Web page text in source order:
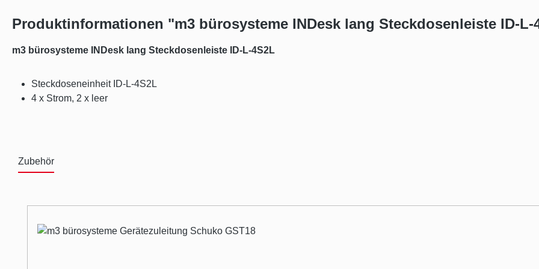
Produktinformationen "m3 bürosysteme INDesk lang Steckdosenleiste ID-L-
m3 bürosysteme INDesk lang Steckdosenleiste ID-L-4S2L
Steckdoseneinheit ID-L-4S2L
4 x Strom, 2 x leer
Zubehör